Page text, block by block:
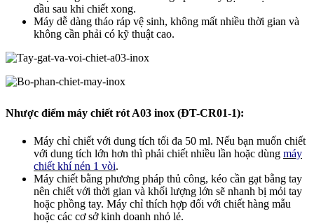
đầu sau khi chiết xong.
Máy dễ dàng tháo ráp vệ sinh, không mất nhiều thời gian và
không cần phải có kỹ thuật cao.
Nhược điểm máy chiết rót A03 inox (ĐT-CR01-1):
Máy chỉ chiết với dung tích tối đa 50 ml. Nếu bạn muốn chiết
với dung tích lớn hơn thì phải chiết nhiều lần hoặc dùng máy
chiết khí nén 1 vòi.
Máy chiết bằng phương pháp thủ công, kéo cần gạt bằng tay
nên chiết với thời gian và khối lượng lớn sẽ nhanh bị mỏi tay
hoặc phồng tay. Máy chỉ thích hợp đối với chiết hàng mẫu
hoặc các cơ sở kinh doanh nhỏ lẻ.